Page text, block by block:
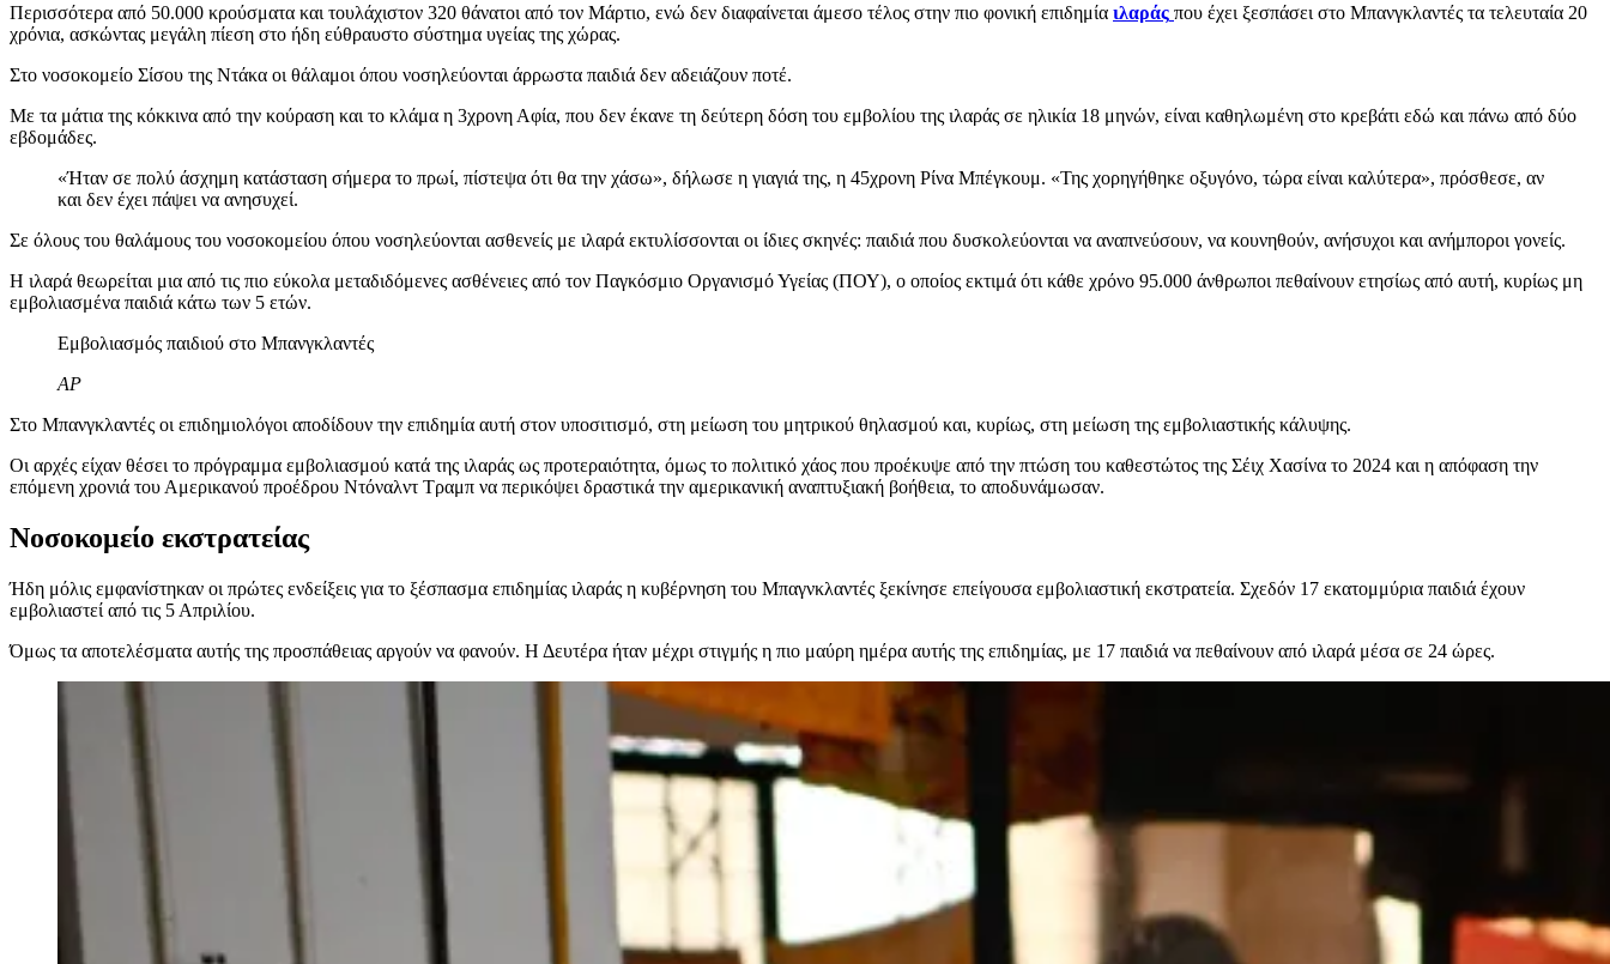
Περισσότερα από 50.000 κρούσματα και τουλάχιστον 320 θάνατοι από τον Μάρτιο, ενώ δεν διαφαίνεται άμεσο τέλος στην πιο φονική επιδημία ιλαράς που έχει ξεσπάσει στο Μπανγκλαντές τα τελευταία 20
χρόνια, ασκώντας μεγάλη πίεση στο ήδη εύθραυστο σύστημα υγείας της χώρας.
Στο νοσοκομείο Σίσου της Ντάκα οι θάλαμοι όπου νοσηλεύονται άρρωστα παιδιά δεν αδειάζουν ποτέ.
Με τα μάτια της κόκκινα από την κούραση και το κλάμα η 3χρονη Αφία, που δεν έκανε τη δεύτερη δόση του εμβολίου της ιλαράς σε ηλικία 18 μηνών, είναι καθηλωμένη στο κρεβάτι εδώ και πάνω από δύο
εβδομάδες.
«Ήταν σε πολύ άσχημη κατάσταση σήμερα το πρωί, πίστεψα ότι θα την χάσω», δήλωσε η γιαγιά της, η 45χρονη Ρίνα Μπέγκουμ. «Της χορηγήθηκε οξυγόνο, τώρα είναι καλύτερα», πρόσθεσε, αν
και δεν έχει πάψει να ανησυχεί.
Σε όλους του θαλάμους του νοσοκομείου όπου νοσηλεύονται ασθενείς με ιλαρά εκτυλίσσονται οι ίδιες σκηνές: παιδιά που δυσκολεύονται να αναπνεύσουν, να κουνηθούν, ανήσυχοι και ανήμποροι γονείς.
Η ιλαρά θεωρείται μια από τις πιο εύκολα μεταδιδόμενες ασθένειες από τον Παγκόσμιο Οργανισμό Υγείας (ΠΟΥ), ο οποίος εκτιμά ότι κάθε χρόνο 95.000 άνθρωποι πεθαίνουν ετησίως από αυτή, κυρίως μη
εμβολιασμένα παιδιά κάτω των 5 ετών.
Εμβολιασμός παιδιού στο Μπανγκλαντές
AP
Στο Μπανγκλαντές οι επιδημιολόγοι αποδίδουν την επιδημία αυτή στον υποσιτισμό, στη μείωση του μητρικού θηλασμού και, κυρίως, στη μείωση της εμβολιαστικής κάλυψης.
Οι αρχές είχαν θέσει το πρόγραμμα εμβολιασμού κατά της ιλαράς ως προτεραιότητα, όμως το πολιτικό χάος που προέκυψε από την πτώση του καθεστώτος της Σέιχ Χασίνα το 2024 και η απόφαση την
επόμενη χρονιά του Αμερικανού προέδρου Ντόναλντ Τραμπ να περικόψει δραστικά την αμερικανική αναπτυξιακή βοήθεια, το αποδυνάμωσαν.
Νοσοκομείο εκστρατείας
Ήδη μόλις εμφανίστηκαν οι πρώτες ενδείξεις για το ξέσπασμα επιδημίας ιλαράς η κυβέρνηση του Μπαγνκλαντές ξεκίνησε επείγουσα εμβολιαστική εκστρατεία. Σχεδόν 17 εκατομμύρια παιδιά έχουν
εμβολιαστεί από τις 5 Απριλίου.
Όμως τα αποτελέσματα αυτής της προσπάθειας αργούν να φανούν. Η Δευτέρα ήταν μέχρι στιγμής η πιο μαύρη ημέρα αυτής της επιδημίας, με 17 παιδιά να πεθαίνουν από ιλαρά μέσα σε 24 ώρες.